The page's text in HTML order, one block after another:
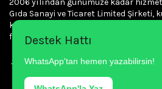
Destek Hattı
WhatsApp'tan hemen yazabilirsin!
2006 yılından günümüze kadar
Gıda Sanayi ve Ticaret Limited Şirketi,
kaliteyi, güveni, titizliği ve lezzeti esas
faaliyet göstermektedir.
Uğur Mumcu 2142 sokak No: 23-
Telefon: +90 537 971 59 34